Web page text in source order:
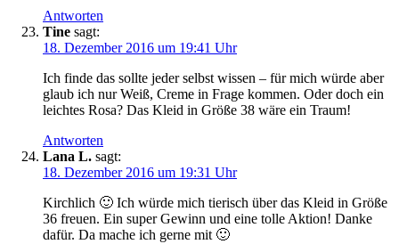
Antworten
Tine sagt:
18. Dezember 2016 um 19:41 Uhr
Ich finde das sollte jeder selbst wissen – für mich würde aber
glaub ich nur Weiß, Creme in Frage kommen. Oder doch ein
leichtes Rosa? Das Kleid in Größe 38 wäre ein Traum!
Antworten
Lana L. sagt:
18. Dezember 2016 um 19:31 Uhr
Kirchlich 🙂 Ich würde mich tierisch über das Kleid in Größe
36 freuen. Ein super Gewinn und eine tolle Aktion! Danke
dafür. Da mache ich gerne mit 🙂